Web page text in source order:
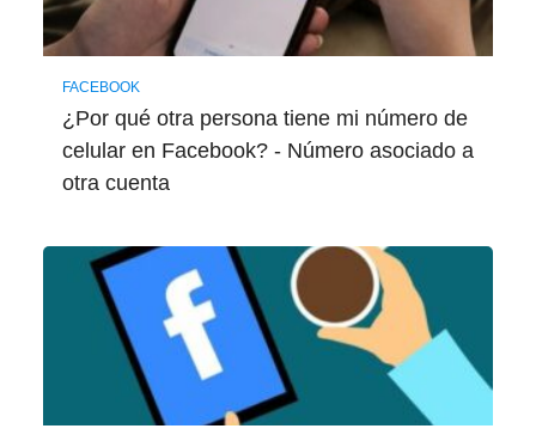
FACEBOOK
¿Por qué otra persona tiene mi número de
celular en Facebook? - Número asociado a
otra cuenta